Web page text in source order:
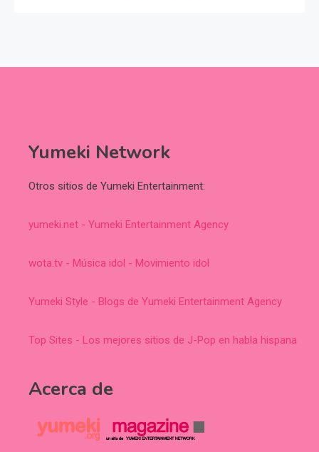
Yumeki Network
Otros sitios de Yumeki Entertainment:
yumeki.net - Yumeki Entertainment Agency
wota.tv - Música idol - Movimiento idol
Yumeki Style - Blogs de Yumeki Entertainment Agency
Top Sites - Los mejores sitios de J-Pop en habla hispana
Acerca de